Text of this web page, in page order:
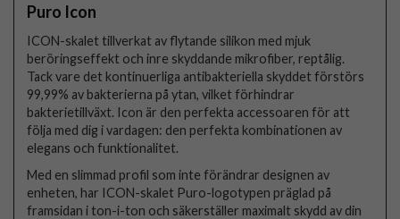
Puro Icon
ICON-skalet tillverkat av flytande silikon med mjuk
beröringseffekt och inre skyddande mikrofiber, reptålig.
Tack vare det kontinuerliga antibakteriella skyddet förstörs
99,99% av bakterierna på ytan, vilket förhindrar
bakterietillväxt. Icon är den perfekta accessoaren för att
följa med dig i vardagen: den perfekta kombinationen av
elegans och funktionalitet.
Med en slimmad profil som inte förändrar designen av
enheten, har ICON-skalet Puro-logotypen präglad på
framsidan i ton-i-ton och säkerställer maximalt skydd av din